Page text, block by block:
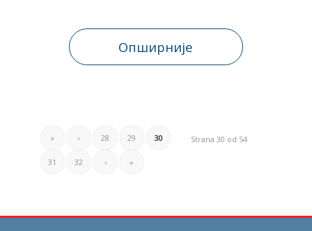
Опширније
Strana 30 od 54
« ‹ 28 29 30
31 32 › »